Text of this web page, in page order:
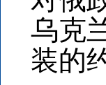
乌克
装的